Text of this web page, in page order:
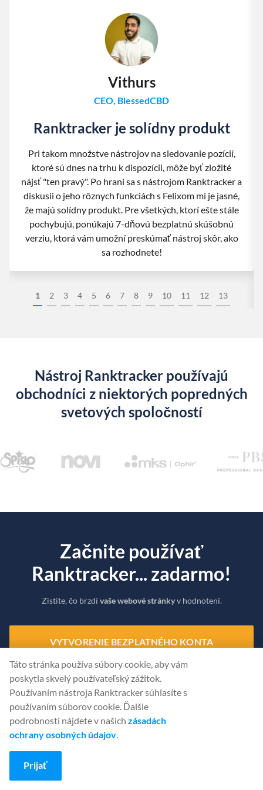
1 2 3 4 5 6 7 8 9 10 11 12 13
Vithurs
CEO, BlessedCBD
Ranktracker je solídny produkt
Pri takom množstve nástrojov na sledovanie pozícií,
ktoré sú dnes na trhu k dispozícii, môže byť zložité
nájsť "ten pravý". Po hraní sa s nástrojom Ranktracker a
diskusii o jeho rôznych funkciách s Felixom mi je jasné,
že majú solídny produkt. Pre všetkých, ktorí ešte stále
pochybujú, ponúkajú 7-dňovú bezplatnú skúšobnú
verziu, ktorá vám umožní preskúmať nástroj skôr, ako
sa rozhodnete!
Nástroj Ranktracker používajú
obchodníci z niektorých popredných
svetových spoločností
Začnite používať
Ranktracker... zadarmo!
Zistite, čo brzdívaše webové stránkyv hodnotení.
VYTVORENIE BEZPLATNÉHO KONTA
Alebosa prihláste pomocou svojich poverení
Táto stránka používa súbory cookie, aby vám
poskytla skvelý používateľský zážitok.
Používaním nástroja Ranktracker súhlasíte s
používaním súborov cookie. Ďalšie
podrobnosti nájdete v našich zásadách
ochrany osobných údajov.
Prijať